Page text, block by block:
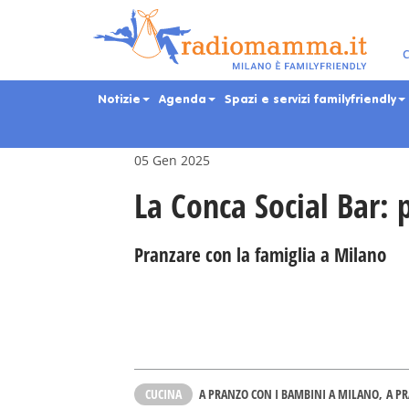
Notizie Agenda Spazi e servizi familyfriendly
Eventi per bambini,
05 Gen 2025
La Conca Social Bar:
Pranzare con la famiglia a Milano
CUCINA A PRANZO CON I BAMBINI A MILANO A